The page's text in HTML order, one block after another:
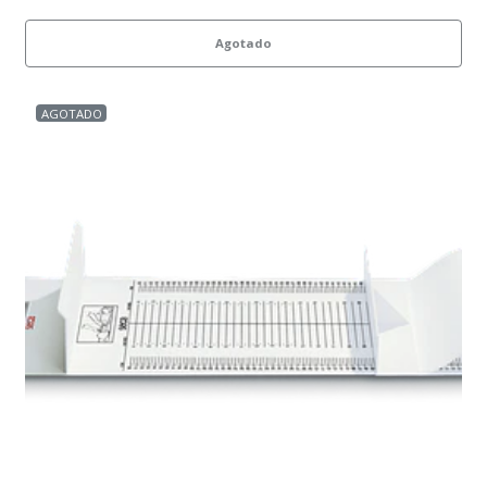
Agotado
AGOTADO